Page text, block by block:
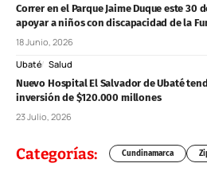
Correr en el Parque Jaime Duque este
apoyar a niños con discapacidad de la
18 Junio, 2026
Ubaté Salud
Nuevo Hospital El Salvador de Ubaté
inversión de $120.000 millones
23 Julio, 2026
Categorías: Cundinamarca